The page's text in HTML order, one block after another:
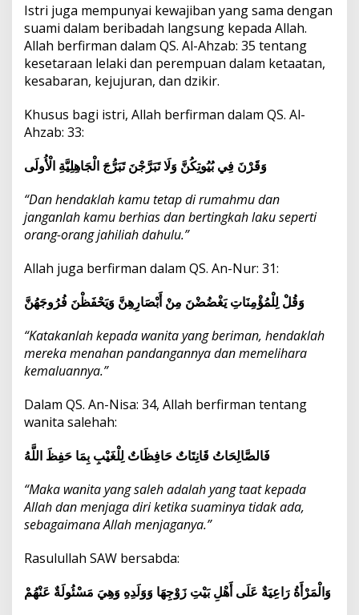
Istri juga mempunyai kewajiban yang sama dengan
suami dalam beribadah langsung kepada Allah.
Allah berfirman dalam QS. Al-Ahzab: 35 tentang
kesetaraan lelaki dan perempuan dalam ketaatan,
kesabaran, kejujuran, dan dzikir.
Khusus bagi istri, Allah berfirman dalam QS. Al-
Ahzab: 33:
وَقَرْنَ فِي بُيُوتِكُنَّ وَلَا تَبَرَّجْنَ تَبَرُّجَ الْجَاهِلِيَّةِ الْأُولَى
“Dan hendaklah kamu tetap di rumahmu dan
janganlah kamu berhias dan bertingkah laku seperti
orang-orang jahiliah dahulu.”
Allah juga berfirman dalam QS. An-Nur: 31:
وَقُلْ لِلْمُؤْمِنَاتِ يَغْضُضْنَ مِنْ أَبْصَارِهِنَّ وَيَحْفَظْنَ فُرُوجَهُنَّ
“Katakanlah kepada wanita yang beriman, hendaklah
mereka menahan pandangannya dan memelihara
kemaluannya.”
Dalam QS. An-Nisa: 34, Allah berfirman tentang
wanita salehah:
فَالصَّالِحَاتُ قَانِتَاتٌ حَافِظَاتٌ لِلْغَيْبِ بِمَا حَفِظَ اللَّهُ
“Maka wanita yang saleh adalah yang taat kepada
Allah dan menjaga diri ketika suaminya tidak ada,
sebagaimana Allah menjaganya.”
Rasulullah SAW bersabda:
وَالْمَرْأَةُ رَاعِيَةٌ عَلَى أَهْلِ بَيْتِ زَوْجِهَا وَوَلَدِهِ وَهِيَ مَسْئُولَةٌ عَنْهُمْ